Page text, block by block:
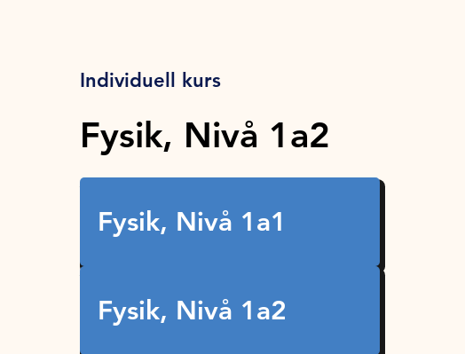
Individuell kurs
Fysik, Nivå 1a2
Fysik, Nivå 1a1
Fysik, Nivå 1a2